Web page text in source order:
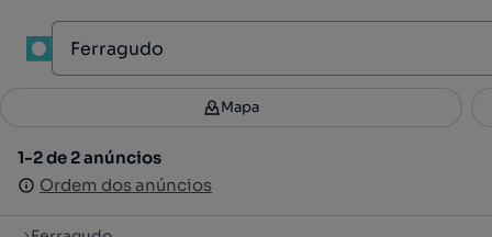
Filtros 2
1-2 de 2 anúncios
Ordem dos anúncios
Mapa
1-2 de 2 anúncios
Ordem dos anúncios